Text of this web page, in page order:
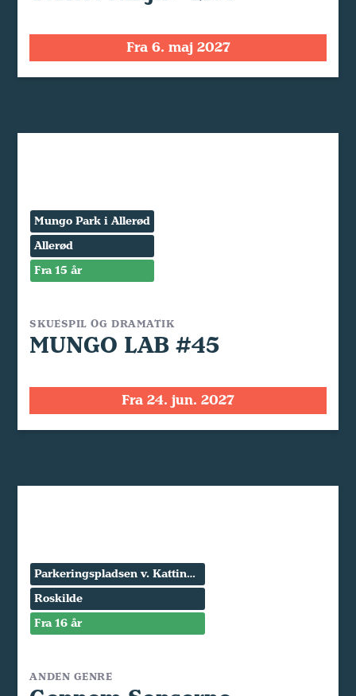
Fra 6. maj 2027
Mungo Park i Allerød
Allerød
Fra 15 år
SKUESPIL OG DRAMATIK
MUNGO LAB #45
Fra 24. jun. 2027
Parkeringspladsen v. Kattinge Værk
Roskilde
Fra 16 år
ANDEN GENRE